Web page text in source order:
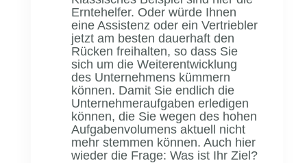
Erntehelfer. Oder würde Ihnen
eine Assistenz oder ein Vertriebler
jetzt am besten dauerhaft den
Rücken freihalten, so dass Sie
sich um die Weiterentwicklung
des Unternehmens kümmern
können. Damit Sie endlich die
Unternehmeraufgaben erledigen
können, die Sie wegen des hohen
Aufgabenvolumens aktuell nicht
mehr stemmen können. Auch hier
wieder die Frage: Was ist Ihr Ziel?